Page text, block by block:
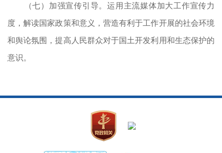
（七）加强宣传引导。运用主流媒体加大工作宣传力
度，解读国家政策和意义，营造有利于工作开展的社会环境
和舆论氛围，提高人民群众对于国土开发利用和生态保护的
意识。